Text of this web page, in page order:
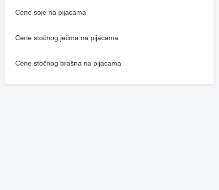
Cene soje na pijacama
Cene stočnog ječma na pijacama
Cene stočnog brašna na pijacama